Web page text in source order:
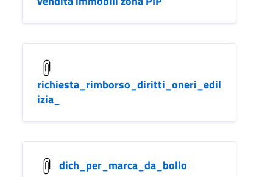
richiesta_rimborso_diritti_oneri_edil
izia_
dich_per_marca_da_bollo